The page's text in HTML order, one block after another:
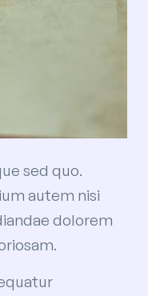
sed quo.
autem nisi
dolorem